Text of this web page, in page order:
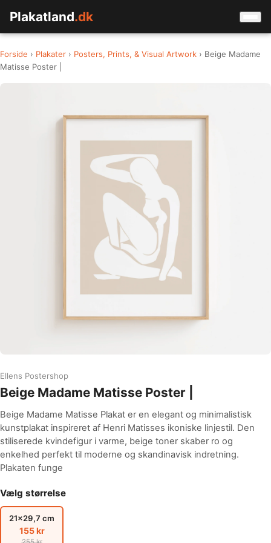
Plakatland.dk
Forside › Plakater › Posters, Prints, & Visual Artwork › Beige Madame
Matisse Poster |
Ellens Postershop
Beige Madame Matisse Poster |
Beige Madame Matisse Plakat er en elegant og minimalistisk
kunstplakat inspireret af Henri Matisses ikoniske linjestil. Den
stiliserede kvindefigur i varme, beige toner skaber ro og
enkelhed perfekt til moderne og skandinavisk indretning.
Plakaten funge
Vælg størrelse
21x29,7 cm
155 kr